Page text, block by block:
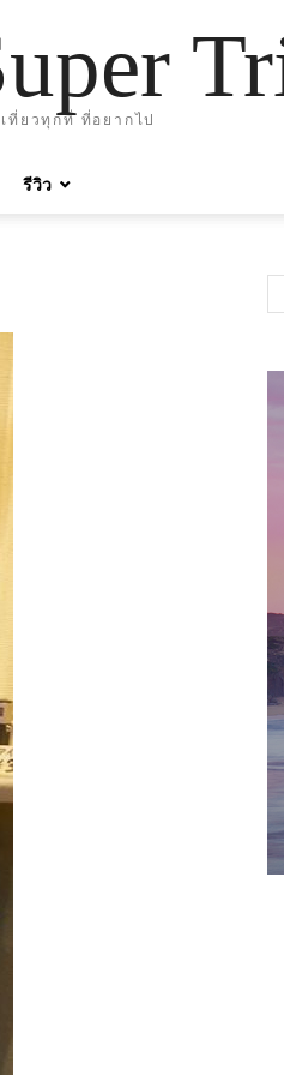
ที่ยวทุกที่ ที่อยากไป
รีวิว